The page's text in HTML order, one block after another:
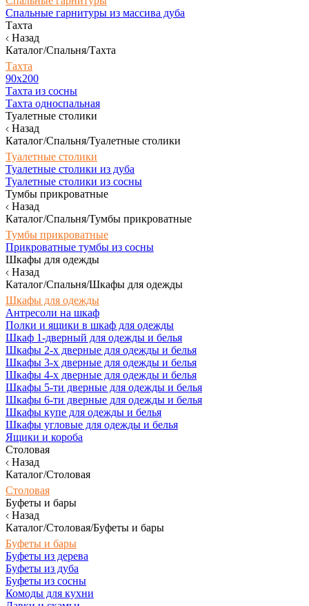
Спальные гарнитуры из массива дуба
Тахта
Назад
Каталог/Спальня/Тахта
Тахта
90х200
Тахта из сосны
Тахта односпальная
Туалетные столики
Назад
Каталог/Спальня/Туалетные столики
Туалетные столики
Туалетные столики из дуба
Туалетные столики из сосны
Тумбы прикроватные
Назад
Каталог/Спальня/Тумбы прикроватные
Тумбы прикроватные
Прикроватные тумбы из сосны
Шкафы для одежды
Назад
Каталог/Спальня/Шкафы для одежды
Шкафы для одежды
Антресоли на шкаф
Полки и ящики в шкаф для одежды
Шкаф 1-дверный для одежды и белья
Шкафы 2-х дверные для одежды и белья
Шкафы 3-х дверные для одежды и белья
Шкафы 4-х дверные для одежды и белья
Шкафы 5-ти дверные для одежды и белья
Шкафы 6-ти дверные для одежды и белья
Шкафы купе для одежды и белья
Шкафы угловые для одежды и белья
Ящики и короба
Столовая
Назад
Каталог/Столовая
Столовая
Буфеты и бары
Назад
Каталог/Столовая/Буфеты и бары
Буфеты и бары
Буфеты из дерева
Буфеты из дуба
Буфеты из сосны
Комоды для кухни